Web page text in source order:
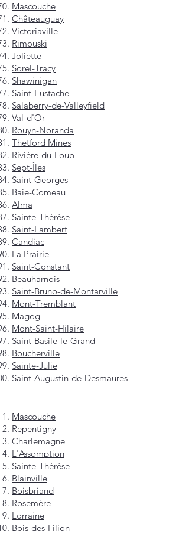
Mascouche
Châteauguay
Victoriaville
Rimouski
Joliette
Sorel-Tracy
Shawinigan
Saint-Eustache
Salaberry-de-Valleyfield
Val-d'Or
Rouyn-Noranda
Thetford Mines
Rivière-du-Loup
Sept-Îles
Saint-Georges
Baie-Comeau
Alma
Sainte-Thérèse
Saint-Lambert
Candiac
La Prairie
Saint-Constant
Beauharnois
Saint-Bruno-de-Montarville
Mont-Tremblant
Magog
Mont-Saint-Hilaire
Saint-Basile-le-Grand
Boucherville
Sainte-Julie
Saint-Augustin-de-Desmaures
Mascouche
Repentigny
Charlemagne
L'Assomption
Sainte-Thérèse
Blainville
Boisbriand
Rosemère
Lorraine
Bois-des-Filion